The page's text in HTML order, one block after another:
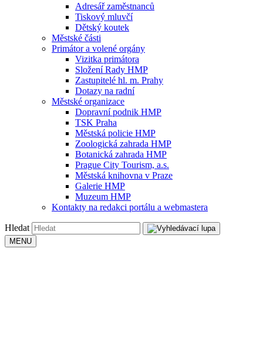
Adresář zaměstnanců
Tiskový mluvčí
Dětský koutek
Městské části
Primátor a volené orgány
Vizitka primátora
Složení Rady HMP
Zastupitelé hl. m. Prahy
Dotazy na radní
Městské organizace
Dopravní podnik HMP
TSK Praha
Městská policie HMP
Zoologická zahrada HMP
Botanická zahrada HMP
Prague City Tourism, a.s.
Městská knihovna v Praze
Galerie HMP
Muzeum HMP
Kontakty na redakci portálu a webmastera
Hledat
MENU